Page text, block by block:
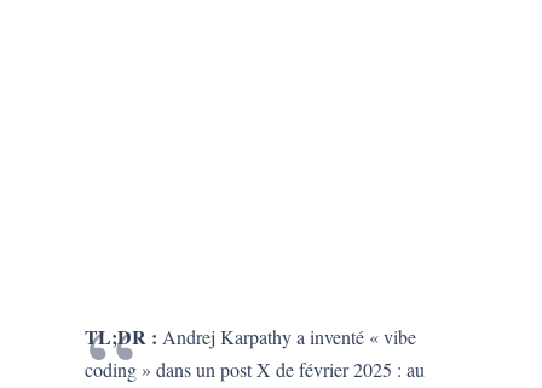
TL;DR : Andrej Karpathy a inventé « vibe
coding » dans un post X de février 2025 : au